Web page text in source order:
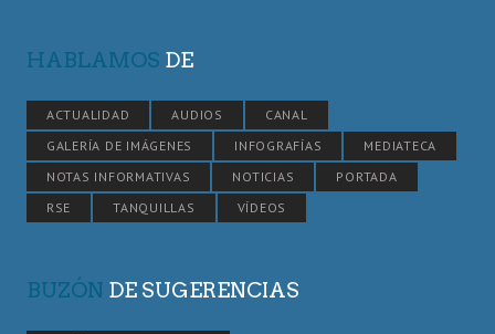
HABLAMOS DE
ACTUALIDAD AUDIOS
CANAL
GALERÍA DE IMÁGENES
INFOGRAFÍAS
MEDIATECA
NOTAS INFORMATIVAS
NOTICIAS
PORTADA
RSE
TANQUILLAS VÍDEOS
BUZÓN DE SUGERENCIAS